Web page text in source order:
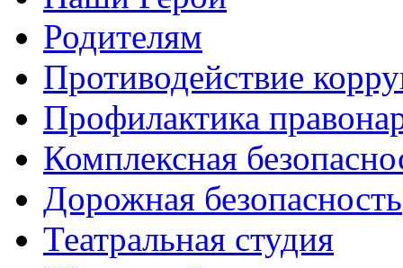
Родителям
Противодействие
Профилактика
Комплексная
Дорожная безопасность
Театральная студия